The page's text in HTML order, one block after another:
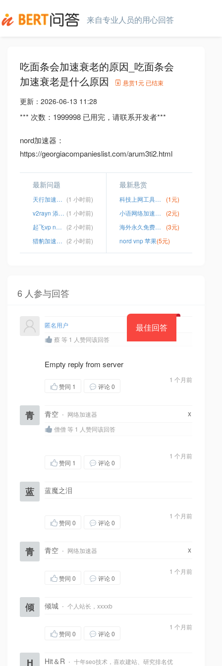
来自专业人员的用心回答
吃面条会加速衰老的原因_吃面条会
加速衰老是什么原因
悬赏1元 已结束
更新： 2026-06-13 11:28
*** 次数：1999998 已用完，请联系开发者***
nord加速器：
https://georgiacompanieslist.com/arum3ti2.html
最新问题
天行加速器免费破解版 (1 小时前)
v2rayn 添加ssr (1 小时前)
起飞vp n破解
(2 小时前)
猎豹加速器ios (2 小时前)
最新悬赏
科技上网工具下载安装
(1元)
小语网络加速安卓版
(2元)
海外永久免费加速器下载
(3元)
nord vnp 苹果(5元)
6 人参与回答
最佳回答
匿名用户
蔡 等 1 人赞同该回答
Empty reply from server
1 个月前
赞同 1 评论 0
青 青空 · 网络加速器 x
僧僧 等 1 人赞同该回答
1 个月前
赞同 1 评论 0
蓝 蓝魔之泪
1 个月前
赞同 0 评论 0
青 青空 · 网络加速器 x
1 个月前
赞同 0 评论 0
倾 倾城 · 个人站长，xxxxb
1 个月前
赞同 0 评论 0
H Hit＆R · 十年seo技术，喜欢建站、研究排名优